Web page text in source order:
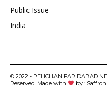
Public Issue
India
© 2022 - PEHCHAN FARIDABAD
Reserved. Made with
by :